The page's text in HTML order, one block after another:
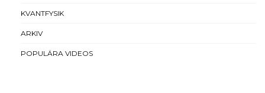
KVANTFYSIK
ARKIV
POPULÄRA VIDEOS